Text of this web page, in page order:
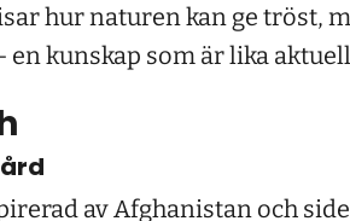
hur naturen kan ge tröst,
kunskap som är lika
av Afghanistan och